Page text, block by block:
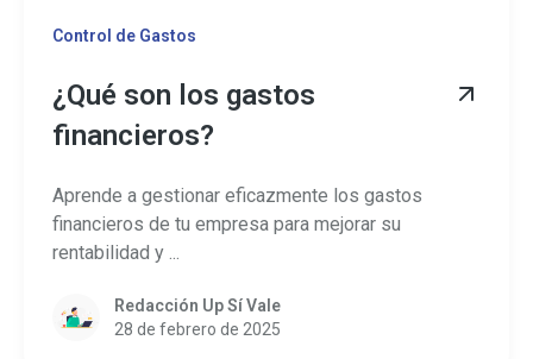
Control de Gastos
¿Qué son los gastos
financieros?
Aprende a gestionar eficazmente los gastos
financieros de tu empresa para mejorar su
rentabilidad y ...
Redacción Up Sí Vale
28 de febrero de 2025